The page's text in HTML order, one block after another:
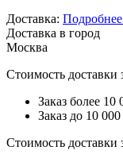
Доставка:
Доставка в город
Москва
Стоимость
Заказ более
Заказ до 10
Стоимость